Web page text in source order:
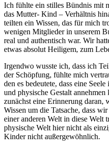
Ich fühlte ein stilles Bündnis mit
das Mutter- Kind – Verhältnis
teilten ein Wissen, das für mich
wenigen Mitglieder in unserem
real und authentisch war. Wir
etwas absolut Heiligem, zum
Irgendwo wusste ich, dass ich
der Schöpfung, fühlte mich
den es bedeutete, dass eine
und physische Gestalt annehmen
zunächst eine Erinnerung daran,
Wissen um die Tatsache, dass
einer anderen Welt in diese Welt
physische Welt hier nicht als
Kinder nicht außergewöhnlich.